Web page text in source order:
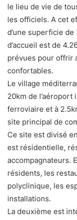
le lieu de vie de
les officiels. A cet
d’une superficie
d’accueil est de
prévues pour offrir
confortables.
Le village
20km de l’aéroport
ferroviaire et à
site principal de
Ce site est divisé
est résidentielle,
accompagnateurs.
résidents, les
polyclinique, les
installations.
La deuxième est